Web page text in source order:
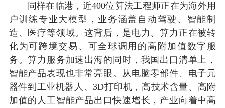
同样在临港，近400位算法工程师正在为海外用
户训练专业大模型，业务涵盖自动驾驶、智能制
造、医疗等领域。这背后，是电力、算力正在被转
化为可跨境交易、可全球调用的高附加值数字服
务。算力服务加速出海的同时，我国出口清单上，
智能产品表现也非常亮眼。从电脑零部件、电子元
器件到工业机器人、3D打印机，高技术含量、高附
加值的人工智能产品出口快速增长，产业向着中高